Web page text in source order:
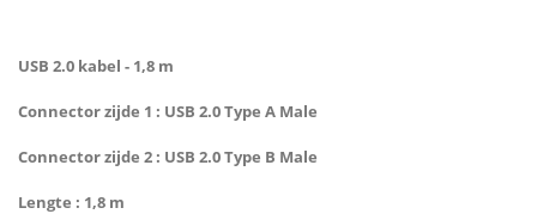
USB 2.0 kabel - 1,8 m
Connector zijde 1 : USB 2.0 Type A Male
Connector zijde 2 : USB 2.0 Type B Male
Lengte : 1,8 m